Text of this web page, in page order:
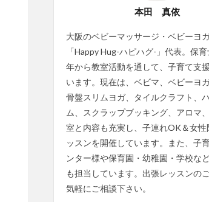
本田 真依
大阪のベビーマッサージ・ベビーヨ
「Happy Hug-ハピハグ-」代表。保
年から教室活動を通して、子育て支
います。現在は、ベビマ、ベビーヨガ
骨盤スリムヨガ、タイルクラフト、
ム、スクラップブッキング、アロマ
室と内容も充実し、子連れOK＆女性
ッスンを開催しています。また、子
ンター様や保育園・幼稚園・学校な
も担当しています。出張レッスンの
気軽にご相談下さい。